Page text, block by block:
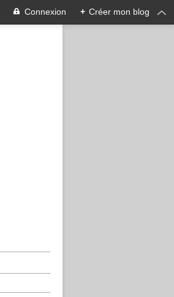
Connexion + Créer mon blog